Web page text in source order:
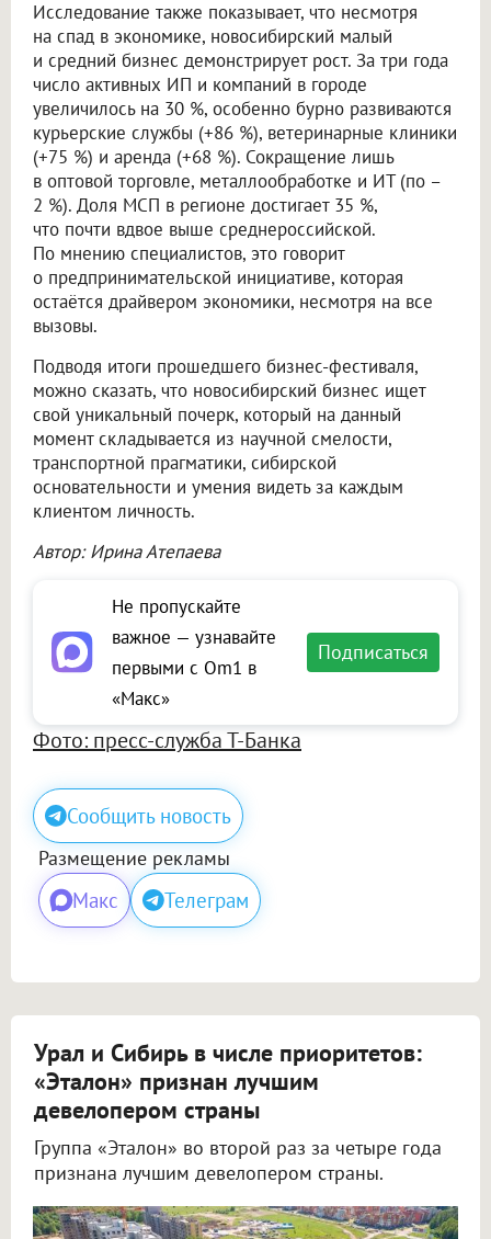
Исследование также показывает, что несмотря
на спад в экономике, новосибирский малый
и средний бизнес демонстрирует рост. За три года
число активных ИП и компаний в городе
увеличилось на 30 %, особенно бурно развиваются
курьерские службы (+86 %), ветеринарные клиники
(+75 %) и аренда (+68 %). Сокращение лишь
в оптовой торговле, металлообработке и ИТ (по –
2 %). Доля МСП в регионе достигает 35 %,
что почти вдвое выше среднероссийской.
По мнению специалистов, это говорит
о предпринимательской инициативе, которая
остаётся драйвером экономики, несмотря на все
вызовы.
Подводя итоги прошедшего бизнес-фестиваля,
можно сказать, что новосибирский бизнес ищет
свой уникальный почерк, который на данный
момент складывается из научной смелости,
транспортной прагматики, сибирской
основательности и умения видеть за каждым
клиентом личность.
Автор: Ирина Атепаева
Не пропускайте
важное — узнавайте
первыми с Om1 в
«Макс»
Подписаться
Фото: пресс-служба Т-Банка
Сообщить новость
Размещение рекламы
Макс Телеграм
Урал и Сибирь в числе приоритетов:
«Эталон» признан лучшим
девелопером страны
Группа «Эталон» во второй раз за четыре года
признана лучшим девелопером страны.